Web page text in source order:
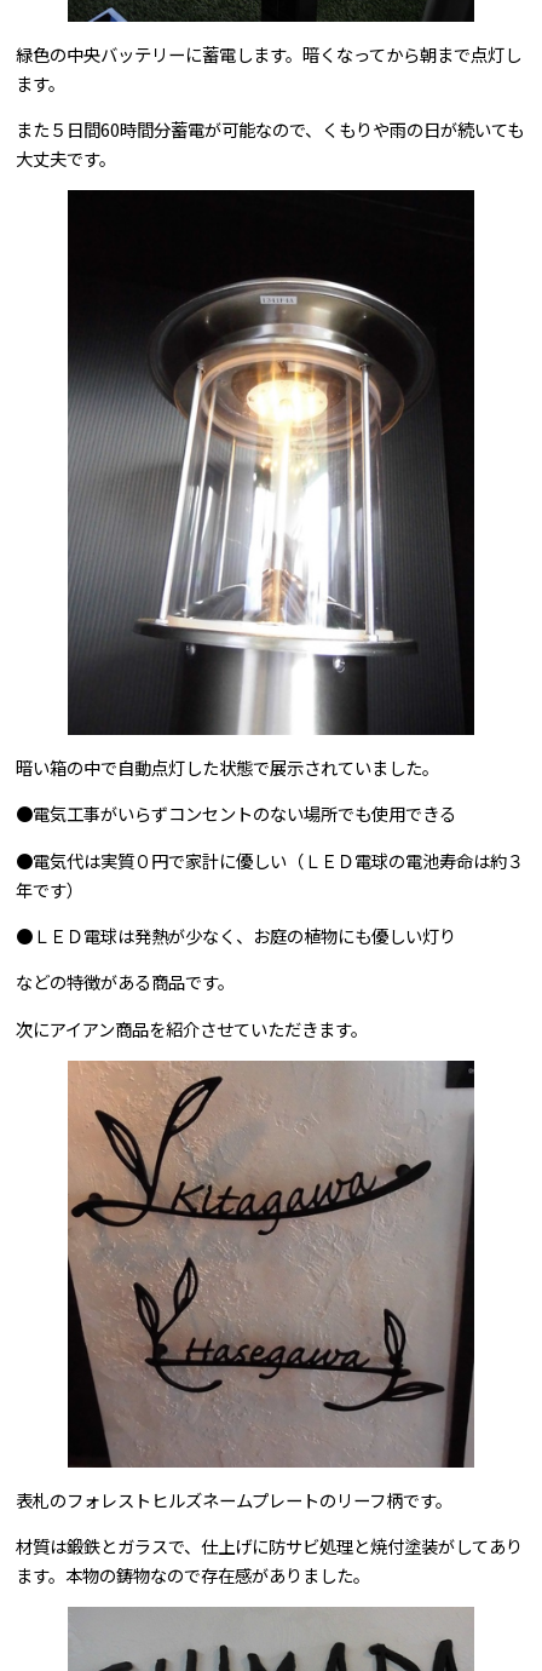
緑色の中央バッテリーに蓄電します。暗くなってから朝まで点灯し
ます。
また５日間60時間分蓄電が可能なので、くもりや雨の日が続いても
大丈夫です。
暗い箱の中で自動点灯した状態で展示されていました。
●電気工事がいらずコンセントのない場所でも使用できる
●電気代は実質０円で家計に優しい（ＬＥＤ電球の電池寿命は約３
年です）
●ＬＥＤ電球は発熱が少なく、お庭の植物にも優しい灯り
などの特徴がある商品です。
次にアイアン商品を紹介させていただきます。
表札のフォレストヒルズネームプレートのリーフ柄です。
材質は鍛鉄とガラスで、仕上げに防サビ処理と焼付塗装がしてあり
ます。本物の鋳物なので存在感がありました。